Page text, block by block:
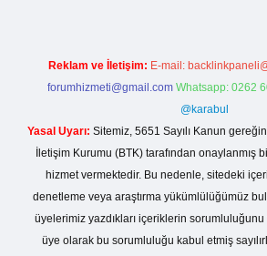
Reklam ve İletişim: E-mail:
forumhizmeti@gmail.com Whatsapp: 0262
@karabul
Yasal Uyarı: Sitemiz, 5651 Sayılı Kanun
İletişim Kurumu (BTK) tarafından onaylanmış
hizmet vermektedir. Bu nedenle, sitedeki
denetleme veya araştırma yükümlülüğümüz
üyelerimiz yazdıkları içeriklerin sorumluluğunu
üye olarak bu sorumluluğu kabul etmiş